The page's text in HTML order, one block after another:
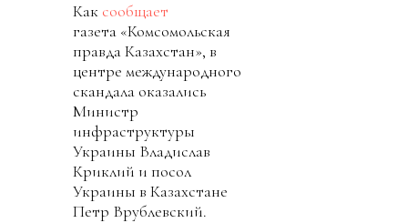
Как сообщает
газета «Комсомольская
правда Казахстан», в
центре международного
скандала оказались
Министр
инфраструктуры
Украины Владислав
Криклий и посол
Украины в Казахстане
Петр Врублевский.